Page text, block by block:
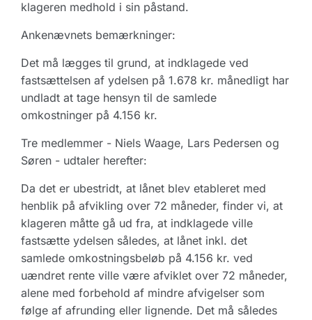
klageren medhold i sin påstand.
Ankenævnets bemærkninger:
Det må lægges til grund, at indklagede ved
fastsættelsen af ydelsen på 1.678 kr. månedligt har
undladt at tage hensyn til de samlede
omkostninger på 4.156 kr.
Tre medlemmer - Niels Waage, Lars Pedersen og
Søren - udtaler herefter:
Da det er ubestridt, at lånet blev etableret med
henblik på afvikling over 72 måneder, finder vi, at
klageren måtte gå ud fra, at indklagede ville
fastsætte ydelsen således, at lånet inkl. det
samlede omkostningsbeløb på 4.156 kr. ved
uændret rente ville være afviklet over 72 måneder,
alene med forbehold af mindre afvigelser som
følge af afrunding eller lignende. Det må således